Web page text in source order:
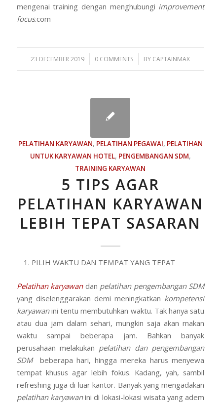
mengenai training dengan menghubungi improvement
focus.com
23 DECEMBER 2019
/ 0 COMMENTS
/ BY CAPTAINMAX
PELATIHAN KARYAWAN, PELATIHAN PEGAWAI, PELATIHAN
UNTUK KARYAWAN HOTEL, PENGEMBANGAN SDM,
TRAINING KARYAWAN
5 TIPS AGAR
PELATIHAN KARYAWAN
LEBIH TEPAT SASARAN
PILIH WAKTU DAN TEMPAT YANG TEPAT
Pelatihan karyawandan pelatihan pengembangan SDM
yang diselenggarakan demi meningkatkan kompetensi
karyawanini tentu membutuhkan waktu. Tak hanya satu
atau dua jam dalam sehari, mungkin saja akan makan
waktu sampai beberapa jam. Bahkan banyak
perusahaan melakukan pelatihan dan pengembangan
SDMbeberapa hari, hingga mereka harus menyewa
tempat khusus agar lebih fokus. Kadang, yah, sambil
refreshing juga di luar kantor. Banyak yang mengadakan
pelatihan karyawanini di lokasi-lokasi wisata yang adem